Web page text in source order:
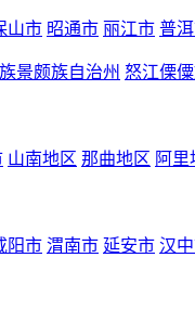
山市 昭通市 丽江市 普
景颇族自治州 怒江傈
山南地区 那曲地区 阿里
阳市 渭南市 延安市 汉